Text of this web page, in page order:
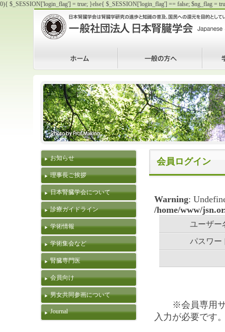
0){ $_SESSION['login_flag'] = true; }else{ $_SESSION['login_flag'] == false; $ng_flag
日本腎臓学会｜Japanese Society of Nephrology
日本腎臓学会は腎臓学研究の進歩と知識の普及、国民への還元を目
〒113-0033 東京都文京区本郷3-28-8 日内会館2F TEL:03-5842-4131
mail:office@jsn.or.jp
社団法人 日本腎臓学会｜Japanese Society of Nephrology
お知らせ
理事長ご挨拶
日本腎臓学会について
診療ガイドライン
学術情報
学術集会など
腎臓専門医
会員向け
男女共同参画について
Journal
会員ログイン
Warning:
/home/www/
ユーザー
パスワー
※会員専用サ
入力が必要です